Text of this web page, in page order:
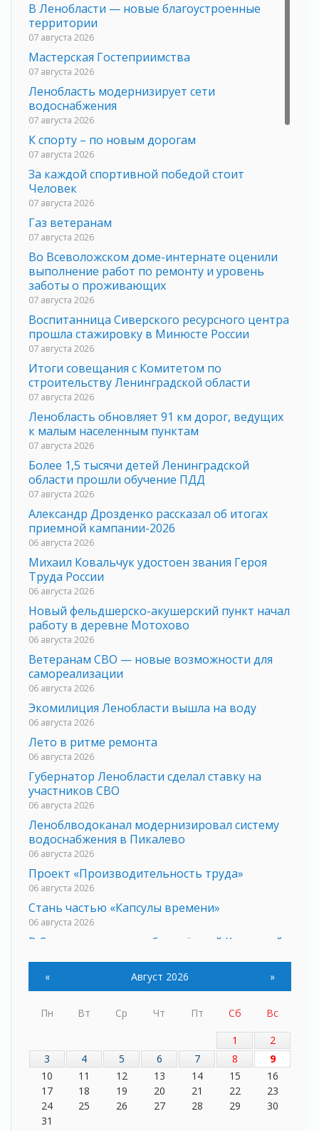
В Ленобласти — новые благоустроенные
территории
07 августа 2026
Мастерская Гостеприимства
07 августа 2026
Ленобласть модернизирует сети
водоснабжения
07 августа 2026
К спорту – по новым дорогам
07 августа 2026
За каждой спортивной победой стоит
Человек
07 августа 2026
Газ ветеранам
07 августа 2026
Во Всеволожском доме-интернате оценили
выполнение работ по ремонту и уровень
заботы о проживающих
07 августа 2026
Воспитанница Сиверского ресурсного центра
прошла стажировку в Минюсте России
07 августа 2026
Итоги совещания с Комитетом по
строительству Ленинградской области
07 августа 2026
Ленобласть обновляет 91 км дорог, ведущих
к малым населенным пунктам
07 августа 2026
Более 1,5 тысячи детей Ленинградской
области прошли обучение ПДД
07 августа 2026
Александр Дрозденко рассказал об итогах
приемной кампании-2026
06 августа 2026
Михаил Ковальчук удостоен звания Героя
Труда России
06 августа 2026
Новый фельдшерско-акушерский пункт начал
работу в деревне Мотохово
06 августа 2026
Ветеранам СВО — новые возможности для
самореализации
06 августа 2026
Экомилиция Ленобласти вышла на воду
06 августа 2026
Лето в ритме ремонта
06 августа 2026
Губернатор Ленобласти сделал ставку на
участников СВО
06 августа 2026
Леноблводоканал модернизировал систему
водоснабжения в Пикалево
06 августа 2026
Проект «Производительность труда»
06 августа 2026
Стань частью «Капсулы времени»
06 августа 2026
В Сланцах открылся обновлённый Кадровый
Для меня ты на свете одна
Выбрать удобный способ голосования
05 августа 2026
Планируйте свой маршрут заранее
05 августа 2026
Мода вне возраста и границ
05 августа 2026
« Август 2026 »
Пн Вт Ср Чт Пт Сб
Вс
1
2
3
4 5 6 7 8
9
10
11 12 13 14 15
16
17
18 19 20 21 22
23
24
25 26 27 28 29
30
31